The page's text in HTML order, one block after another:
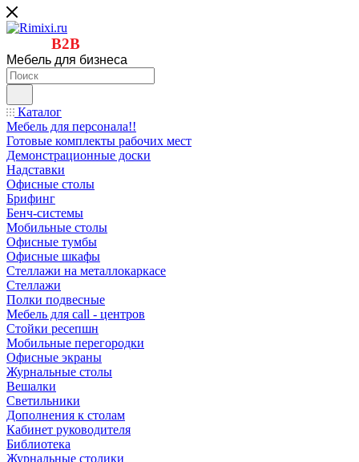
B2B
Мебель для бизнеса
Каталог
Мебель для персонала!!
Готовые комплекты рабочих мест
Демонстрационные доски
Надставки
Офисные столы
Брифинг
Бенч-системы
Мобильные столы
Офисные тумбы
Офисные шкафы
Стеллажи на металлокаркасе
Стеллажи
Полки подвесные
Мебель для call - центров
Стойки ресепшн
Мобильные перегородки
Офисные экраны
Журнальные столы
Вешалки
Светильники
Дополнения к столам
Кабинет руководителя
Библиотека
Журнальные столики